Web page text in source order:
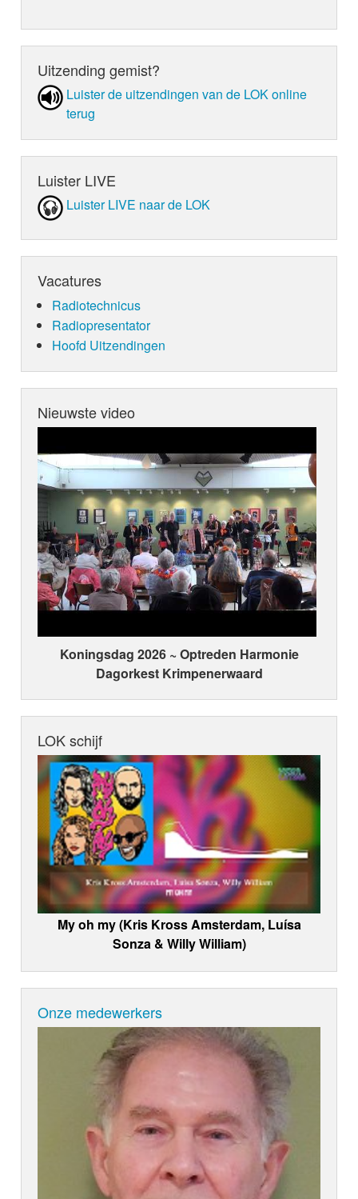
Uitzending gemist?
Luister de uit­zen­din­gen van de LOK online
terug
Luister LIVE
Luister LIVE naar de LOK
Vacatures
Radiotechnicus
Radiopresentator
Hoofd Uitzendingen
Nieuwste video
Koningsdag 2026 ~ Optreden Harmonie
Dagorkest Krimpenerwaard
LOK schijf
My oh my (Kris Kross Amsterdam, Luísa
Sonza & Willy William)
Onze medewerkers